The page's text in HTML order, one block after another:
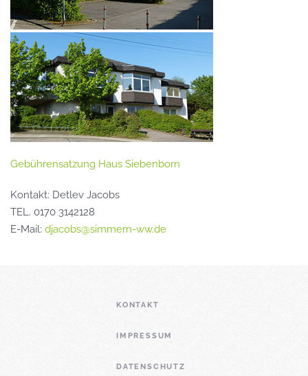
Gebührensatzung Haus Siebenborn
Kontakt: Detlev Jacobs
TEL. 0170 3142128
E-Mail: djacobs@simmern-ww.de
KONTAKT
IMPRESSUM
DATENSCHUTZ